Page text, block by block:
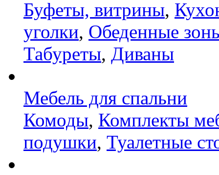
Буфеты, витрины,
уголки, Обеденные
Табуреты, Диваны
Мебель для спальни
Комоды, Комплекты
подушки, Туалетные